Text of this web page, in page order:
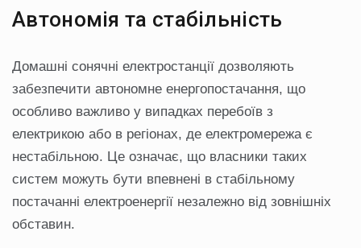
Автономія та стабільність
Домашні сонячні електростанції дозволяють
забезпечити автономне енергопостачання, що
особливо важливо у випадках перебоїв з
електрикою або в регіонах, де електромережа є
нестабільною. Це означає, що власники таких
систем можуть бути впевнені в стабільному
постачанні електроенергії незалежно від зовнішніх
обставин.